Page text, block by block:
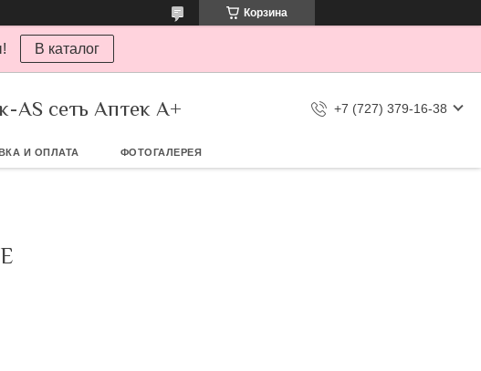
Корзина
В каталог
сеть Аптек А+ +7 (727) 379-16-38
И ОПЛАТА ФОТОГАЛЕРЕЯ